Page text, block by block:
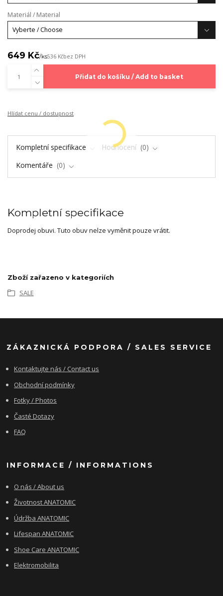
Materiál / Material
649 Kč/ks536 Kčbez DPH
Přidat do košíku / Add to basket
Hlídat cenu / dostupnost
Kompletní specifikace Hodnocení
0
Komentáře
0
Kompletní specifikace
Doprodej obuvi. Tuto obuv nelze vyměnit pouze vrátit.
Zboží zařazeno v kategoriích
SALE
ZÁKAZNICKÁ PODPORA / SALES SERVICE
Kontaktujte nás / Contact us
Obchodní podmínky
Fotky / Photos
Časté Dotazy
FAQ
INFORMACE / INFORMATIONS
O nás / About us
Životnost ANATOMIC
Údržba ANATOMIC
Lifespan ANATOMIC
Shoe Care ANATOMIC
Elektromobilita